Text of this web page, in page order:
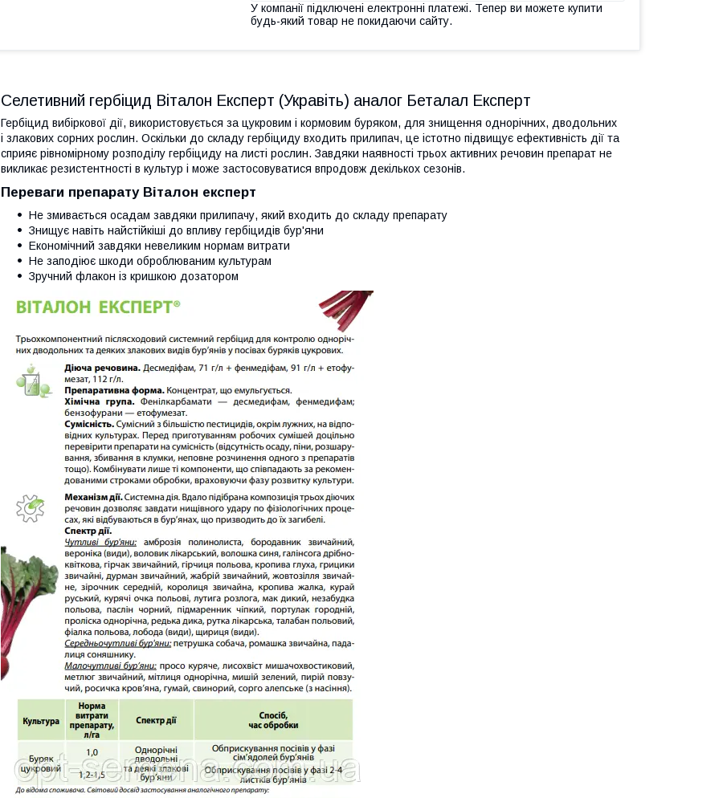
У компанії підключені електронні платежі. Тепер ви можете купити
будь-який товар не покидаючи сайту.
Селетивний гербіцид Віталон Експерт (Укравіть) аналог Беталал Експерт
Гербіцид вибіркової дії, використовується за цукровим і кормовим буряком, для знищення однорічних, дводольних
і злакових сорних рослин. Оскільки до складу гербіциду входить прилипач, це істотно підвищує ефективність дії та
сприяє рівномірному розподілу гербіциду на листі рослин. Завдяки наявності трьох активних речовин препарат не
викликає резистентності в культур і може застосовуватися впродовж декількох сезонів.
Переваги препарату Віталон експерт
Не змивається осадам завдяки прилипачу, який входить до складу препарату
Знищує навіть найстійкіші до впливу гербіцидів бур'яни
Економічний завдяки невеликим нормам витрати
Не заподіює шкоди оброблюваним культурам
Зручний флакон із кришкою дозатором